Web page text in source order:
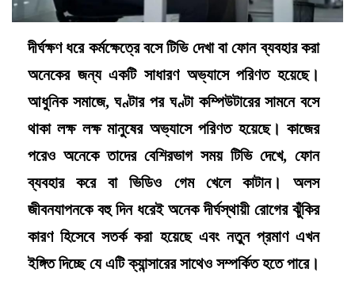
দীর্ঘক্ষণ ধরে কর্মক্ষেত্রে বসে টিভি দেখা বা ফোন ব্যবহার করা
অনেকের জন্য একটি সাধারণ অভ্যাসে পরিণত হয়েছে।
আধুনিক সমাজে, ঘণ্টার পর ঘণ্টা কম্পিউটারের সামনে বসে
থাকা লক্ষ লক্ষ মানুষের অভ্যাসে পরিণত হয়েছে। কাজের
পরেও অনেকে তাদের বেশিরভাগ সময় টিভি দেখে, ফোন
ব্যবহার করে বা ভিডিও গেম খেলে কাটান। অলস
জীবনযাপনকে বহু দিন ধরেই অনেক দীর্ঘস্থায়ী রোগের ঝুঁকির
কারণ হিসেবে সতর্ক করা হয়েছে এবং নতুন প্রমাণ এখন
ইঙ্গিত দিচ্ছে যে এটি ক্যান্সারের সাথেও সম্পর্কিত হতে পারে।